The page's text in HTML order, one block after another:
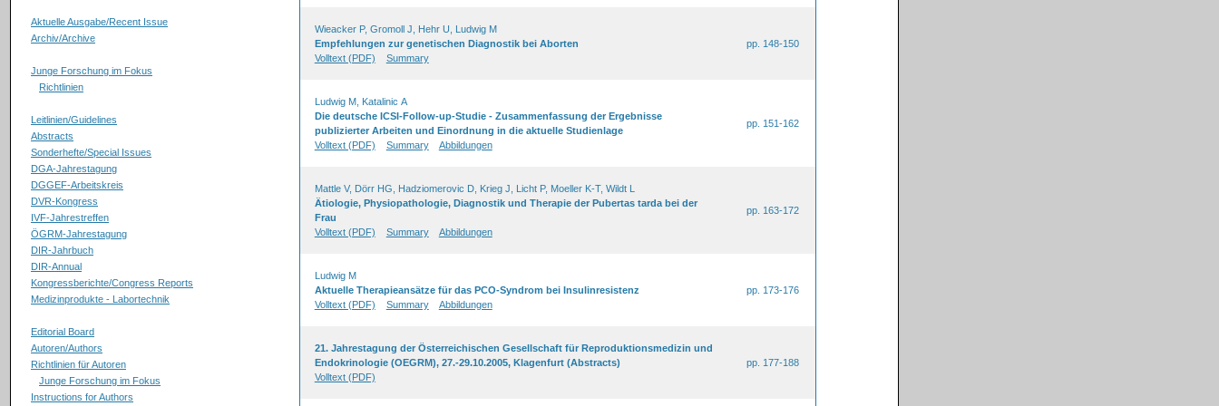
Aktuelle Ausgabe/Recent Issue
Archiv/Archive
Junge Forschung im Fokus
Richtlinien
Leitlinien/Guidelines
Abstracts
Sonderhefte/Special Issues
DGA-Jahrestagung
DGGEF-Arbeitskreis
DVR-Kongress
IVF-Jahrestreffen
ÖGRM-Jahrestagung
DIR-Jahrbuch
DIR-Annual
Kongressberichte/Congress Reports
Medizinprodukte - Labortechnik
Editorial Board
Autoren/Authors
Richtlinien für Autoren
Junge Forschung im Fokus
Instructions for Authors
Wieacker P, Gromoll J, Hehr U, Ludwig M
Empfehlungen zur genetischen Diagnostik bei Aborten
Volltext (PDF)
Summary
pp. 148-150
Ludwig M, Katalinic A
Die deutsche ICSI-Follow-up-Studie - Zusammenfassung der Ergebnisse
publizierter Arbeiten und Einordnung in die aktuelle Studienlage
Volltext (PDF)
Summary Abbildungen
pp. 151-162
Mattle V, Dörr HG, Hadziomerovic D, Krieg J, Licht P, Moeller K-T, Wildt L
Ätiologie, Physiopathologie, Diagnostik und Therapie der Pubertas tarda bei der
Frau
Volltext (PDF)
Summary Abbildungen
pp. 163-172
Ludwig M
Aktuelle Therapieansätze für das PCO-Syndrom bei Insulinresistenz
Volltext (PDF)
Summary Abbildungen
pp. 173-176
21. Jahrestagung der Österreichischen Gesellschaft für Reproduktionsmedizin und
Endokrinologie (OEGRM), 27.-29.10.2005, Klagenfurt (Abstracts)
Volltext (PDF)
pp. 177-188